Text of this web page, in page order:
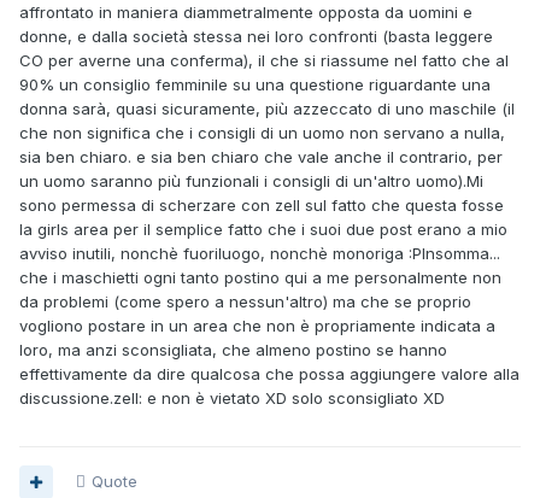
affrontato in maniera diammetralmente opposta da uomini e
donne, e dalla società stessa nei loro confronti (basta leggere
CO per averne una conferma), il che si riassume nel fatto che al
90% un consiglio femminile su una questione riguardante una
donna sarà, quasi sicuramente, più azzeccato di uno maschile (il
che non significa che i consigli di un uomo non servano a nulla,
sia ben chiaro. e sia ben chiaro che vale anche il contrario, per
un uomo saranno più funzionali i consigli di un'altro uomo).Mi
sono permessa di scherzare con zell sul fatto che questa fosse
la girls area per il semplice fatto che i suoi due post erano a mio
avviso inutili, nonchè fuoriluogo, nonchè monoriga :PInsomma...
che i maschietti ogni tanto postino qui a me personalmente non
da problemi (come spero a nessun'altro) ma che se proprio
vogliono postare in un area che non è propriamente indicata a
loro, ma anzi sconsigliata, che almeno postino se hanno
effettivamente da dire qualcosa che possa aggiungere valore alla
discussione.zell: e non è vietato XD solo sconsigliato XD
Quote